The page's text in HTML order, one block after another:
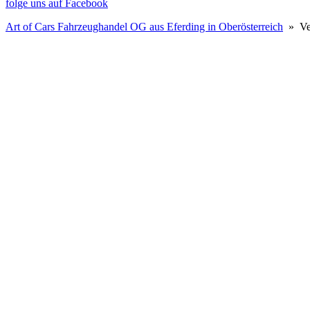
folge uns auf Facebook
Art of Cars Fahrzeughandel OG aus Eferding in Oberösterreich »